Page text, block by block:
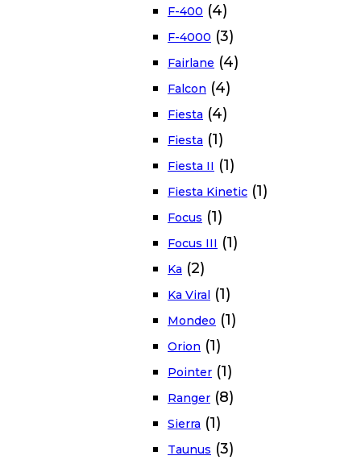
F-400 (4)
F-4000 (3)
Fairlane (4)
Falcon (4)
Fiesta (4)
Fiesta (1)
Fiesta II (1)
Fiesta Kinetic (1)
Focus (1)
Focus III (1)
Ka (2)
Ka Viral (1)
Mondeo (1)
Orion (1)
Pointer (1)
Ranger (8)
Sierra (1)
Taunus (3)